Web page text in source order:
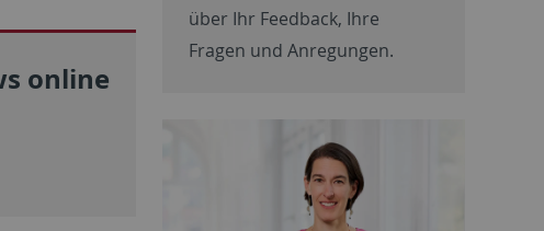
online
über Ihr Feedback, Ihre
Fragen und Anregungen.